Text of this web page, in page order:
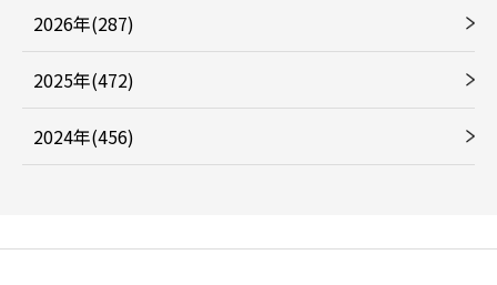
2026年(287)
2025年(472)
2024年(456)